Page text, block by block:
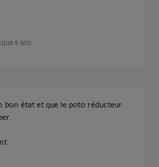
4 ans
bon état et que le poto réducteur